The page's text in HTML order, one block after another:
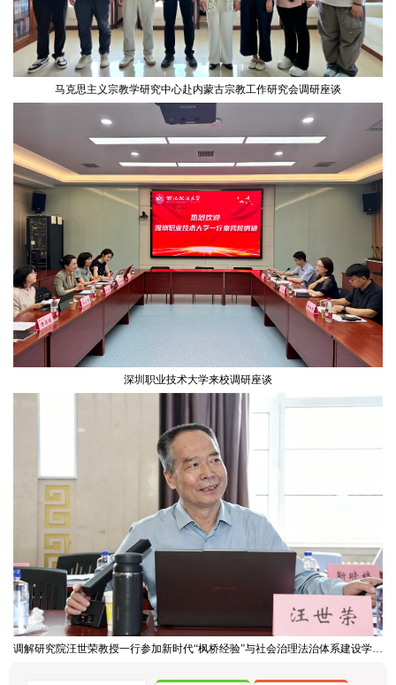
马克思主义宗教学研究中心赴内蒙古宗教工作研究会调研座谈
深圳职业技术大学来校调研座谈